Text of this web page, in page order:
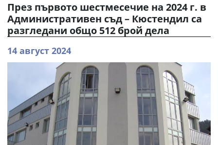
През първото шестмесечие на 2024 г. в
Административен съд – Кюстендил са
разгледани общо 512 брой дела
14 август 2024